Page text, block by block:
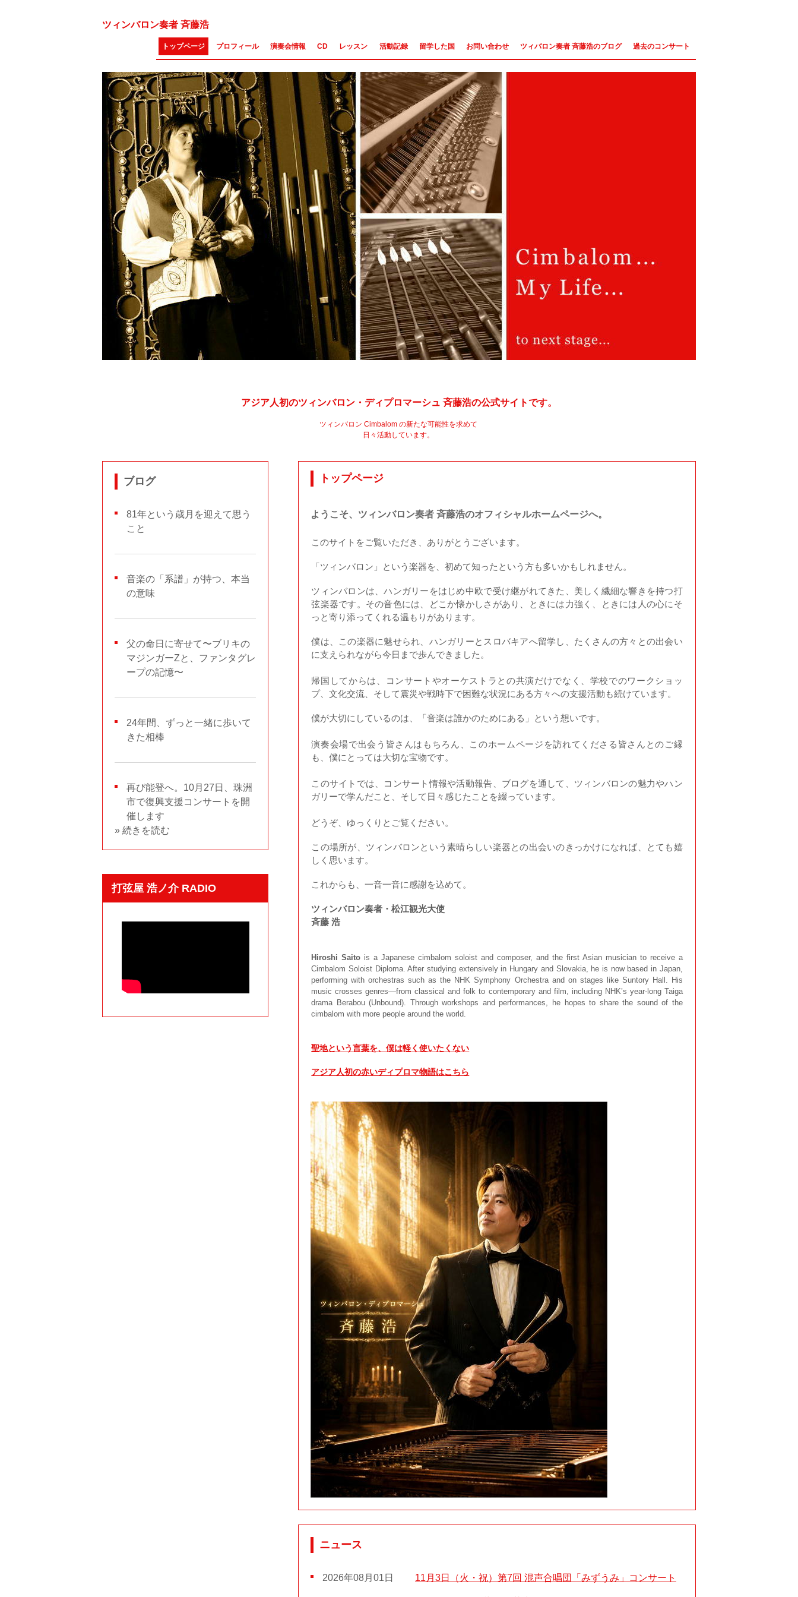
ツィンバロン奏者 斉藤浩
アジア人初のツィンバロン・ディプロマーシュ 斉藤浩の公式サイトです。
ツィンバロン Cimbalom の新たな可能性を求めて
日々活動しています。
トップページ プロフィール 演奏会情報 CD レッスン 活動記録 留学した国 お問い合わせ ツィバロン奏者 斉藤浩のブログ 過去のコンサート
トップページ
ようこそ、ツィンバロン奏者 斉藤浩のオフィシャルホームページへ。
このサイトをご覧いただき、ありがとうございます。
「ツィンバロン」という楽器を、初めて知ったという方も多いかもしれません。
ツィンバロンは、ハンガリーをはじめ中欧で受け継がれてきた、美しく繊細な響きを持つ打
弦楽器です。その音色には、どこか懐かしさがあり、ときには力強く、ときには人の心にそ
っと寄り添ってくれる温もりがあります。
僕は、この楽器に魅せられ、ハンガリーとスロバキアへ留学し、たくさんの方々との出会い
に支えられながら今日まで歩んできました。
帰国してからは、コンサートやオーケストラとの共演だけでなく、学校でのワークショッ
プ、文化交流、そして震災や戦時下で困難な状況にある方々への支援活動も続けています。
僕が大切にしているのは、「音楽は誰かのためにある」という想いです。
演奏会場で出会う皆さんはもちろん、このホームページを訪れてくださる皆さんとのご縁
も、僕にとっては大切な宝物です。
このサイトでは、コンサート情報や活動報告、ブログを通して、ツィンバロンの魅力やハン
ガリーで学んだこと、そして日々感じたことを綴っています。
どうぞ、ゆっくりとご覧ください。
この場所が、ツィンバロンという素晴らしい楽器との出会いのきっかけになれば、とても嬉
しく思います。
これからも、一音一音に感謝を込めて。
ツィンバロン奏者・松江観光大使
斉藤 浩
Hiroshi Saito is a Japanese cimbalom soloist and composer, and the first Asian musician to receive a
Cimbalom Soloist Diploma. After studying extensively in Hungary and Slovakia, he is now based in Japan,
performing with orchestras such as the NHK Symphony Orchestra and on stages like Suntory Hall. His
music crosses genres—from classical and folk to contemporary and film, including NHK’s year-long Taiga
drama Berabou (Unbound). Through workshops and performances, he hopes to share the sound of the
cimbalom with more people around the world.
聖地という言葉を、僕は軽く使いたくない
アジア人初の赤いディプロマ物語はこちら
ニュース
2026年08月01日 11月3日（火・祝）第7回 混声合唱団「みずうみ」コンサート
ブログ
81年という歳月を迎えて思う
こと
音楽の「系譜」が持つ、本当
の意味
父の命日に寄せて〜ブリキの
マジンガーZと、ファンタグレ
ープの記憶〜
24年間、ずっと一緒に歩いて
きた相棒
再び能登へ。10月27日、珠洲
市で復興支援コンサートを開
催します
» 続きを読む
打弦屋 浩ノ介 RADIO